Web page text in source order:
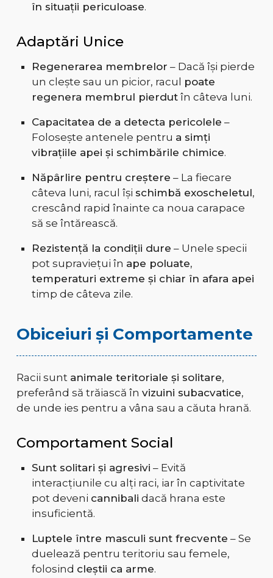
în situații periculoase.
Adaptări Unice
Regenerarea membrelor – Dacă își pierde
un clește sau un picior, racul
poate
regenera membrul pierdutîn câteva luni.
Capacitatea de a detecta pericolele –
Folosește antenele pentru a simți
vibrațiile apei și schimbările chimice.
Năpârlire pentru creștere – La fiecare
câteva luni, racul își schimbă exoscheletul,
crescând rapid înainte ca noua carapace
să se întărească.
Rezistență la condiții dure – Unele specii
pot supraviețui în ape poluate,
temperaturi extreme și chiar în afara apei
timp de câteva zile.
Obiceiuri și Comportamente
Racii sunt animale teritoriale și solitare,
preferând să trăiască în vizuini subacvatice,
de unde ies pentru a vâna sau a căuta hrană.
Comportament Social
Sunt solitari și agresivi – Evită
interacțiunile cu alți raci, iar în captivitate
pot deveni cannibali dacă hrana este
insuficientă.
Luptele între masculi sunt frecvente – Se
duelează pentru teritoriu sau femele,
folosind cleștii ca arme.